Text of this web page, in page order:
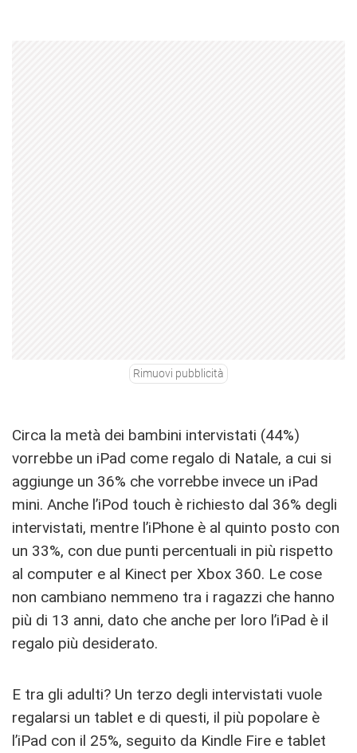
Rimuovi pubblicità
Circa la metà dei bambini intervistati (44%)
vorrebbe un iPad come regalo di Natale, a cui si
aggiunge un 36% che vorrebbe invece un iPad
mini. Anche l’iPod touch è richiesto dal 36% degli
intervistati, mentre l’iPhone è al quinto posto con
un 33%, con due punti percentuali in più rispetto
al computer e al Kinect per Xbox 360. Le cose
non cambiano nemmeno tra i ragazzi che hanno
più di 13 anni, dato che anche per loro l’iPad è il
regalo più desiderato.
E tra gli adulti? Un terzo degli intervistati vuole
regalarsi un tablet e di questi, il più popolare è
l’iPad con il 25%, seguito da Kindle Fire e tablet